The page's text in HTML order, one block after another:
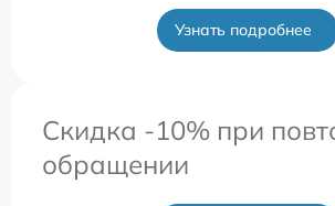
Узнать подробнее
Скидка -10% при
обращении